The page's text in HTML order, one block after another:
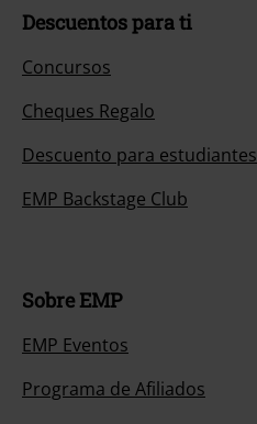
Descuentos para ti
Concursos
Cheques Regalo
Descuento para estudiantes
EMP Backstage Club
Sobre EMP
EMP Eventos
Programa de Afiliados